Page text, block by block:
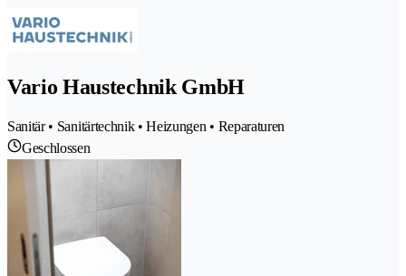
Vario Haustechnik GmbH
Sanitär • Sanitärtechnik • Heizungen • Reparaturen
Geschlossen